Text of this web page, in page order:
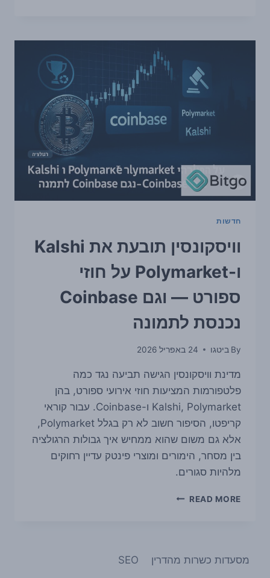
POLYMARKET
COINBASE
סביב
אירועי
ספורט
חדשות
וויסקונסין תובעת את Kalshi
ו-Polymarket על חוזי
ספורט — וגם Coinbase
נכנסת לתמונה
By ביטגו 24 באפריל 2026
מדינת וויסקונסין הגישה תביעה נגד כמה
פלטפורמות המציעות חוזי אירועי ספורט, בהן
Kalshi, Polymarket ו-Coinbase. עבור קוראי
קריפטו, הסיפור חשוב לא רק בגלל Polymarket,
אלא גם משום שהוא ממחיש איך גבולות הרגולציה
בין מסחר, הימורים ומוצרי פינטק עדיין רחוקים
מלהיות סגורים.
READ MORE וויסקונסין
POLYMARKET
מסעדות כשרות מהדרין SEO